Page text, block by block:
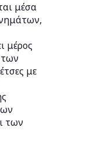
μέσα
μέρος
των
με
των